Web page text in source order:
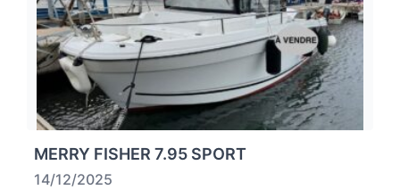
MERRY FISHER 7.95 SPORT
14/12/2025